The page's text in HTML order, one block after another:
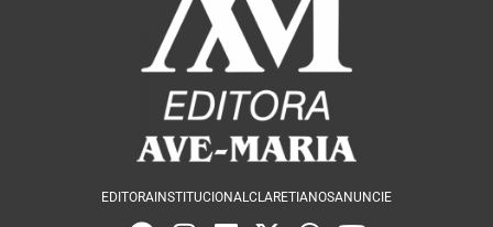
EDITORA INSTITUCIONALCLARETIANOSANUNCIE